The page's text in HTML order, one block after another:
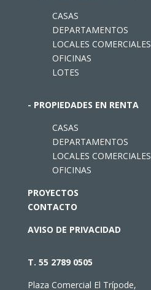
CASAS
DEPARTAMENTOS
LOCALES COMERCIALES
OFICINAS
LOTES
- PROPIEDADES EN RENTA
CASAS
DEPARTAMENTOS
LOCALES COMERCIALES
OFICINAS
PROYECTOS
CONTACTO
AVISO DE PRIVACIDAD
T. 55 2789 0505
Plaza Comercial El Trípode,